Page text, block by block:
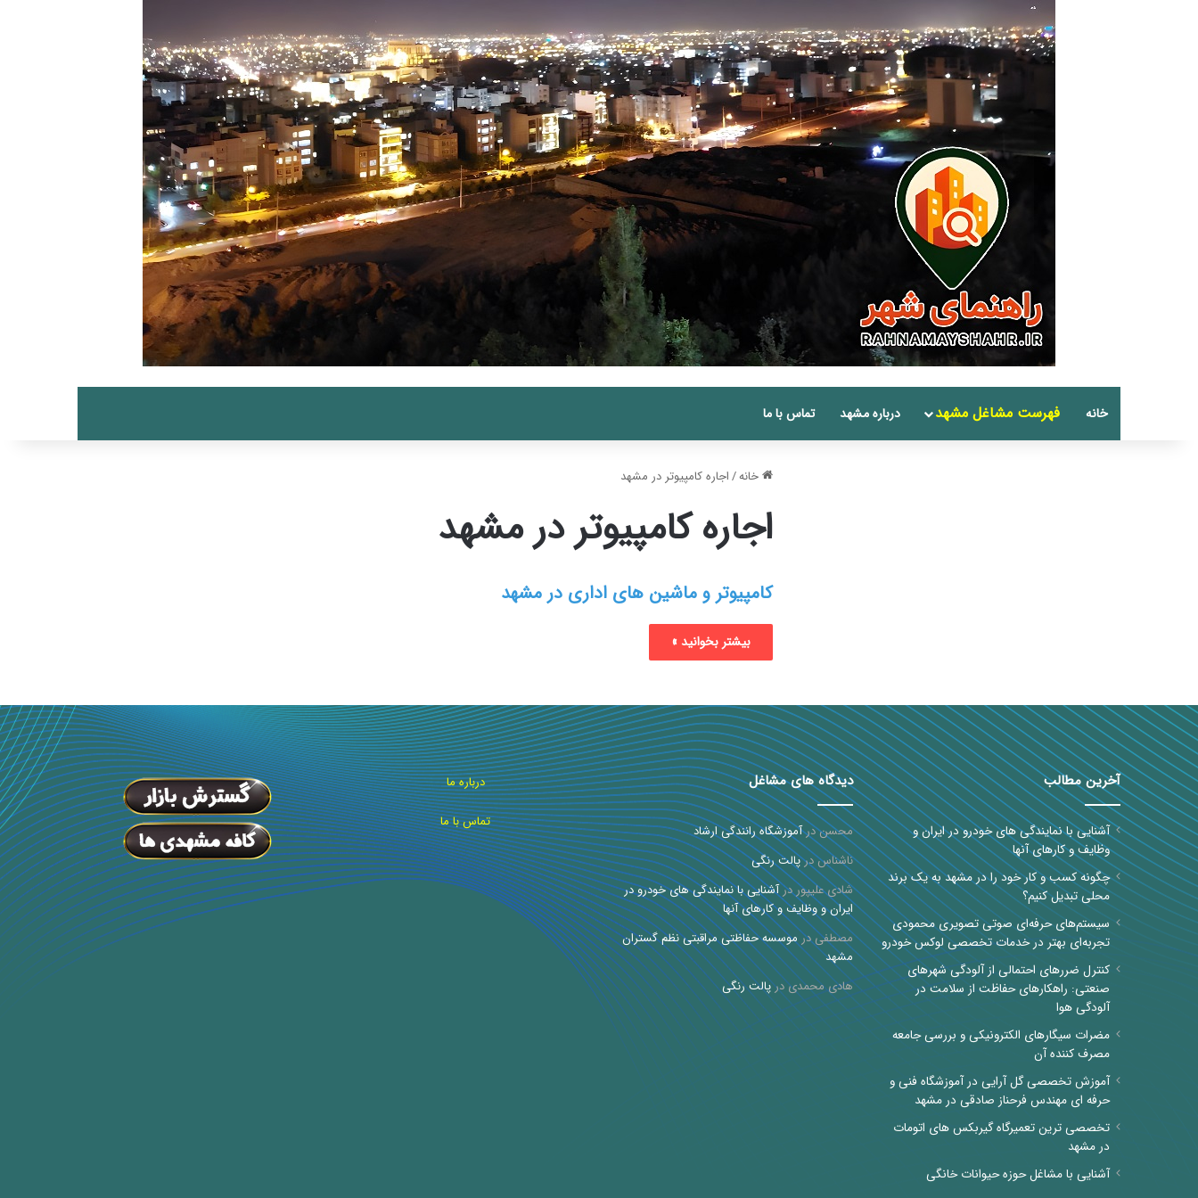
خانه فهرست مشاغل مشهد درباره مشهد تماس با ما
خانه/اجاره کامپیوتر در مشهد
اجاره کامپیوتر در مشهد
کامپیوتر و ماشین های اداری در مشهد
بیشتر بخوانید »
آخرین مطالب
آشنایی با نمایندگی های خودرو در ایران و
وظایف و کارهای آنها
چگونه کسب و کار خود را در مشهد به یک برند
محلی تبدیل کنیم؟
سیستم‌های حرفه‌ای صوتی تصویری محمودی
تجربه‌ای بهتر در خدمات تخصصی لوکس خودرو
کنترل ضررهای احتمالی از آلودگی شهرهای
صنعتی: راهکارهای حفاظت از سلامت در
آلودگی هوا
مضرات سیگارهای الکترونیکی و بررسی جامعه
مصرف کننده آن
آموزش تخصصی گل آرایی در آموزشگاه فنی و
حرفه ای مهندس فرحناز صادقی در مشهد
تخصصی ترین تعمیرگاه گیربکس های اتومات
در مشهد
آشنایی با مشاغل حوزه حیوانات خانگی
دیدگاه های مشاغل
محسندرآموزشگاه رانندگی ارشاد
ناشناسدرپالت رنگی
شادی علیپوردرآشنایی با نمایندگی های خودرو در
ایران و وظایف و کارهای آنها
مصطفیدرموسسه حفاظتی مراقبتی نظم گستران
مشهد
هادی محمدیدرپالت رنگی
درباره ما
تماس با ما